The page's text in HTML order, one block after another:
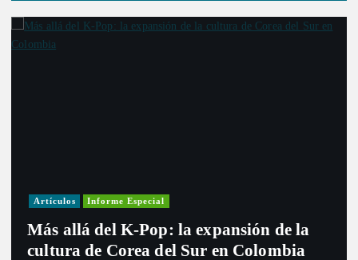
Artículos Informe Especial
Más allá del K-Pop: la expansión de la
cultura de Corea del Sur en Colombia